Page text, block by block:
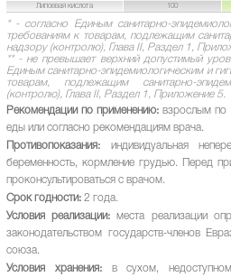
Липоевая кислота
100
* - согласно Единым санитарно-
требованиям к товарам, подлежащим
надзору (контролю), Глава II, Раздел 1,
** - не превышает верхний допустимый
Единым санитарно-эпидемиологическим и
товарам, подлежащим санитарно-
(контролю), Глава II, Раздел 1, Приложение 5.
Рекомендации по применению:взрослым по
еды или согласно рекомендациям врача.
Противопоказания: индивидуальная
беременность, кормление грудью. Перед
проконсультироваться с врачом.
Срок годности: 2 года.
Условия реализации: места реализации
законодательством государств-членов
союза.
Условия хранения:в сухом,